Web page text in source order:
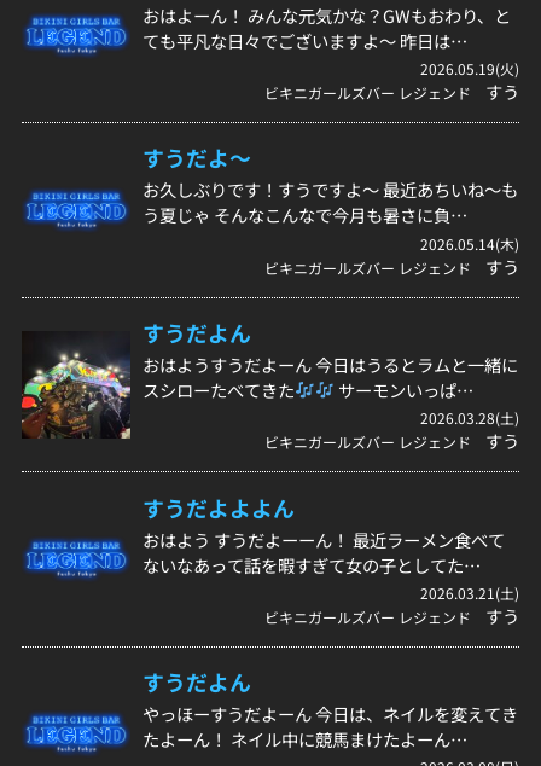
おはよーん！ みんな元気かな？GWもおわり、と
ても平凡な日々でございますよ〜 昨日は…
2026.05.19(火)
ビキニガールズバー レジェンド
すう
すうだよ〜
お久しぶりです！すうですよ〜 最近あちいね〜も
う夏じゃ そんなこんなで今月も暑さに負…
2026.05.14(木)
ビキニガールズバー レジェンド
すう
すうだよん
おはようすうだよーん 今日はうるとラムと一緒に
スシローたべてきた
サーモンいっぱ…
2026.03.28(土)
ビキニガールズバー レジェンド
すう
すうだよよよん
おはよう すうだよーーん！ 最近ラーメン食べて
ないなあって話を暇すぎて女の子としてた…
2026.03.21(土)
ビキニガールズバー レジェンド
すう
すうだよん
やっほーすうだよーん 今日は、ネイルを変えてき
たよーん！ ネイル中に競馬まけたよーん…